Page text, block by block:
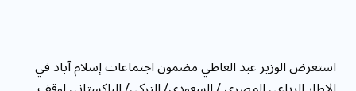
استعرض الوزير عبد العاطي مضمون اجتماعات إسلام آباد في